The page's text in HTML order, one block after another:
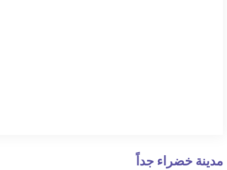
مدينة خضراء جداً